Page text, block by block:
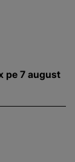
pe 7 august